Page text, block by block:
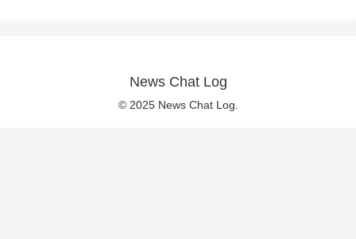
News Chat Log
© 2025 News Chat Log.